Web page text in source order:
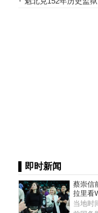
▌即时新闻
蔡崇信
拉里看
当地时